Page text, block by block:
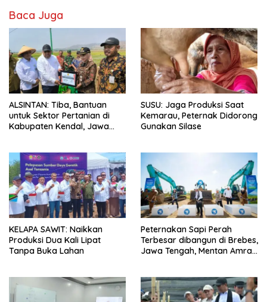
Baca Juga
ALSINTAN: Tiba, Bantuan
untuk Sektor Pertanian di
Kabupaten Kendal, Jawa
SUSU: Jaga Produksi Saat
Kemarau, Peternak Didorong
Gunakan Silase
KELAPA SAWIT: Naikkan
Produksi Dua Kali Lipat
Tanpa Buka Lahan
Peternakan Sapi Perah
Terbesar dibangun di Brebes,
Jawa Tengah, Mentan Amran